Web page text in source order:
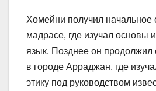
Хомейни получил начальное
мадрасе, где изучал основы
язык. Позднее он продолжил
в городе Арраджан, где
этику под руководством